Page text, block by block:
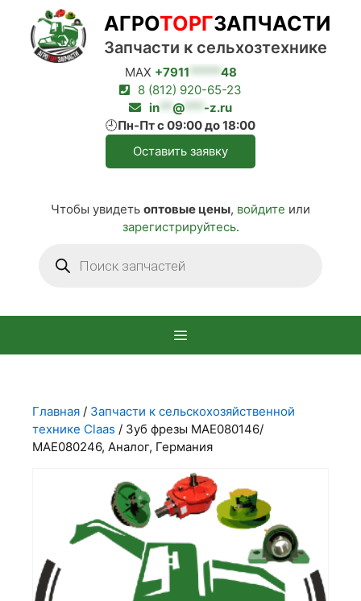
Перейти
содержимому
MAX +7911 ***** 48
8 (812) 920-65-23
in
@ *** -z.ru
🕘Пн-Пт с 09:00 до 18:00
Оставить заявку
Чтобы увидеть оптовые цены, войдите или
зарегистрируйтесь.
товаров
АГРОТОРГЗАПЧАСТИ
Запчасти к сельхозтехнике
Главная / Запчасти к сельскохозяйственной
технике Claas / Зуб фрезы МАЕ080146/
МАЕ080246, Аналог, Германия